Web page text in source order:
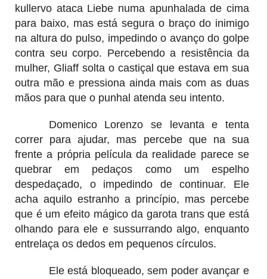
kullervo ataca Liebe numa apunhalada de cima
para baixo, mas está segura o braço do inimigo
na altura do pulso, impedindo o avanço do golpe
contra seu corpo. Percebendo a resistência da
mulher, Gliaff solta o castiçal que estava em sua
outra mão e pressiona ainda mais com as duas
mãos para que o punhal atenda seu intento.
Domenico Lorenzo se levanta e tenta
correr para ajudar, mas percebe que na sua
frente a própria película da realidade parece se
quebrar em pedaços como um espelho
despedaçado, o impedindo de continuar. Ele
acha aquilo estranho a princípio, mas percebe
que é um efeito mágico da garota trans que está
olhando para ele e sussurrando algo, enquanto
entrelaça os dedos em pequenos círculos.
Ele está bloqueado, sem poder avançar e